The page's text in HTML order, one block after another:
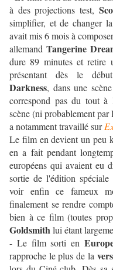
à des projections test,
simplifier, et de changer
avait mis 6 mois à
allemand Tangerine
dure 89 minutes et retire
présentant dès le
Darkness, dans une
correspond pas du tout à
scène (ni probablement
a notamment travaillé sur
Le film en devient un peu
en a fait pendant
européens qui avaient eu
sortie de l'édition
voir enfin ce fameux
finalement se rendre
bien à ce film (toutes
Goldsmithlui étant
- Le film sorti en
rapproche le plus de la